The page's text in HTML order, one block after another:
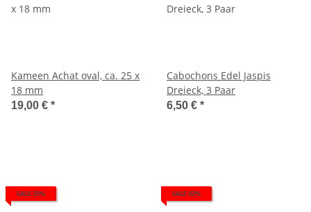
Kameen Achat oval, ca. 25 x
18 mm
19,00 € *
Cabochons Edel Jaspis
Dreieck, 3 Paar
6,50 € *
SALE 33% SALE 42%